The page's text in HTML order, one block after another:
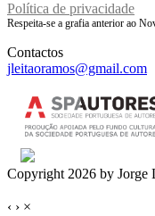
Política de privacidade
Respeita-se a grafia anterior ao
Contactos
jleitaoramos@gmail.com
Copyright 2026 by Jorge
‹ › ×